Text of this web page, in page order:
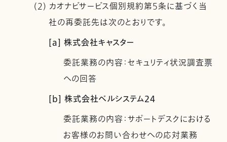
(2) カオナビサービス個別規約第5条に基づく当
社の再委託先は次のとおりです。
[a] 株式会社キャスター
委託業務の内容：セキュリティ状況調査票
への回答
[b] 株式会社ベルシステム24
委託業務の内容：サポートデスクにおける
お客様のお問い合わせへの応対業務